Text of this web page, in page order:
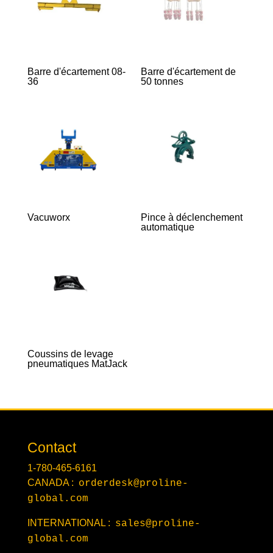
Barre d'écartement 08-
36
Barre d'écartement de
50 tonnes
Vacuworx
Pince à déclenchement
automatique
Coussins de levage
pneumatiques MatJack
Contact
1-780-465-6161
CANADA : orderdesk@proline-
global.com
INTERNATIONAL : sales@proline-
global.com